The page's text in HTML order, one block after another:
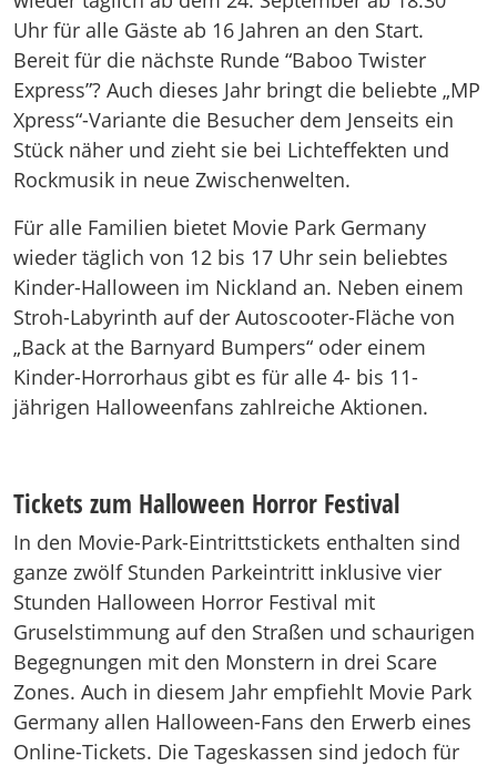
Uhr für alle Gäste ab 16 Jahren an den Start.
Bereit für die nächste Runde “Baboo Twister
Express”? Auch dieses Jahr bringt die beliebte „MP
Xpress“-Variante die Besucher dem Jenseits ein
Stück näher und zieht sie bei Lichteffekten und
Rockmusik in neue Zwischenwelten.
Für alle Familien bietet Movie Park Germany
wieder täglich von 12 bis 17 Uhr sein beliebtes
Kinder-Halloween im Nickland an. Neben einem
Stroh-Labyrinth auf der Autoscooter-Fläche von
„Back at the Barnyard Bumpers“ oder einem
Kinder-Horrorhaus gibt es für alle 4- bis 11-
jährigen Halloweenfans zahlreiche Aktionen.
Tickets zum Halloween Horror Festival
In den Movie-Park-Eintrittstickets enthalten sind
ganze zwölf Stunden Parkeintritt inklusive vier
Stunden Halloween Horror Festival mit
Gruselstimmung auf den Straßen und schaurigen
Begegnungen mit den Monstern in drei Scare
Zones. Auch in diesem Jahr empfiehlt Movie Park
Germany allen Halloween-Fans den Erwerb eines
Online-Tickets. Die Tageskassen sind jedoch für